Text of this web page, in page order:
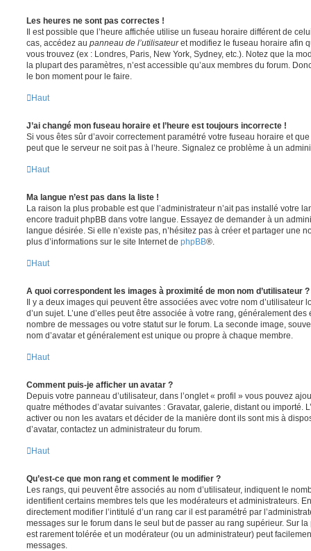
Les heures ne sont pas correctes !
Il est possible que l’heure affichée utilise un fuseau horaire différent de
cas, accédez au panneau de l’utilisateuret modifiez le fuseau horaire afin
vous trouvez (ex : Londres, Paris, New York, Sydney, etc.). Notez que la
la plupart des paramètres, n’est accessible qu’aux membres du forum.
le bon moment pour le faire.
Haut
J’ai changé mon fuseau horaire et l’heure est toujours incorrecte !
Si vous êtes sûr d’avoir correctement paramétré votre fuseau horaire et
peut que le serveur ne soit pas à l’heure. Signalez ce problème à un
Haut
Ma langue n’est pas dans la liste !
La raison la plus probable est que l’administrateur n’ait pas installé votre
encore traduit phpBB dans votre langue. Essayez de demander à un
langue désirée. Si elle n’existe pas, n’hésitez pas à créer et partager une
plus d’informations sur le site Internet de phpBB®.
Haut
A quoi correspondent les images à proximité de mon nom d’utilisateur ?
Il y a deux images qui peuvent être associées avec votre nom d’utilisateur
d’un sujet. L’une d’elles peut être associée à votre rang, généralement
nombre de messages ou votre statut sur le forum. La seconde image,
nom d’avatar et généralement est unique ou propre à chaque membre.
Haut
Comment puis-je afficher un avatar ?
Depuis votre panneau d’utilisateur, dans l’onglet « profil » vous pouvez
quatre méthodes d’avatar suivantes : Gravatar, galerie, distant ou importé.
activer ou non les avatars et décider de la manière dont ils sont mis à
d’avatar, contactez un administrateur du forum.
Haut
Qu’est-ce que mon rang et comment le modifier ?
Les rangs, qui peuvent être associés au nom d’utilisateur, indiquent le
identifient certains membres tels que les modérateurs et administrateurs.
directement modifier l’intitulé d’un rang car il est paramétré par
messages sur le forum dans le seul but de passer au rang supérieur. Sur
est rarement tolérée et un modérateur (ou un administrateur) peut
messages.